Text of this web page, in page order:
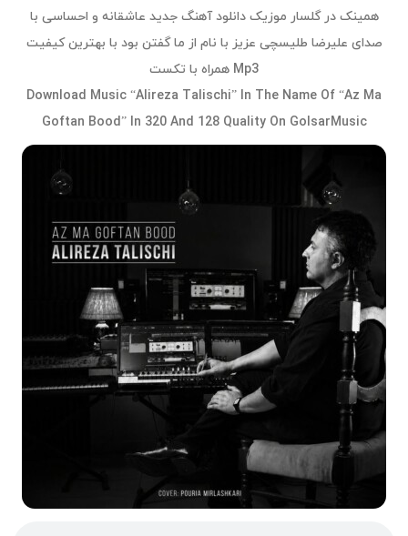
همینک در گلسار موزیک دانلود آهنگ جدید عاشقانه و احساسی با
صدای علیرضا طلیسچی عزیز با نام از ما گفتن بود با بهترین کیفیت
Mp3 همراه با تکست
Download Music “Alireza Talischi” In The Name Of “Az Ma
Goftan Bood” In 320 And 128 Quality On GolsarMusic